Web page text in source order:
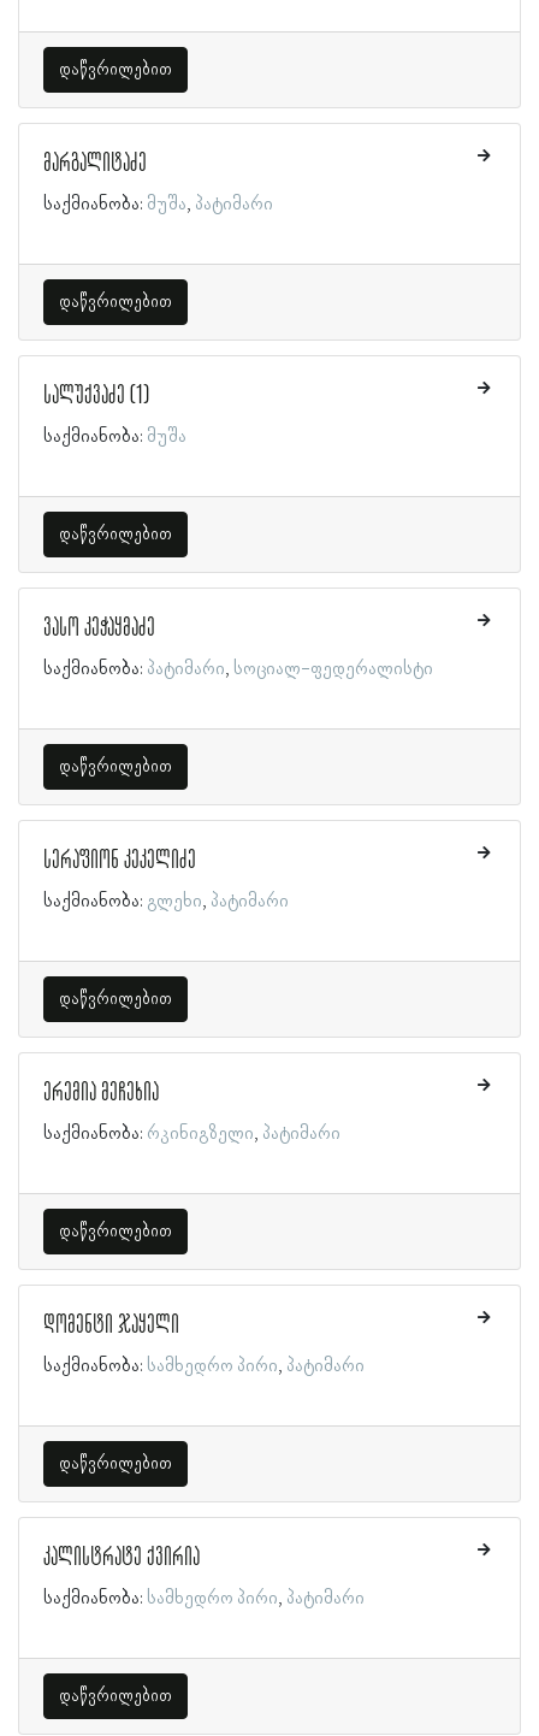
დაწვრილებით
მარგალიტაძე
საქმიანობა: მუშა პატიმარი
დაწვრილებით
სალუქვაძე (1)
საქმიანობა: მუშა
დაწვრილებით
ვასო კეჭაყმაძე
საქმიანობა: პატიმარი სოციალ-ფედერალისტი
დაწვრილებით
სერაფიონ კეკელიძე
საქმიანობა: გლეხი პატიმარი
დაწვრილებით
ერემია მეჩეხია
საქმიანობა: რკინიგზელი პატიმარი
დაწვრილებით
დომენტი ჯაყელი
საქმიანობა: სამხედრო პირი პატიმარი
დაწვრილებით
კალისტრატე ქვირია
საქმიანობა: სამხედრო პირი პატიმარი
დაწვრილებით